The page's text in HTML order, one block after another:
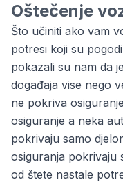
Oštečenje
Što učiniti ako vam
potresi koji su
pokazali su nam da
događaja vise nego
ne pokriva
osiguranje a neka
pokrivaju samo
osiguranja pokrivaju
od štete nastale